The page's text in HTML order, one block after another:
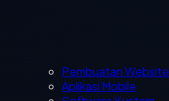
Pembuatan Website
Aplikasi Mobile